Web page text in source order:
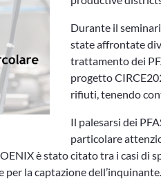
Durante il
state affrontate
trattamento dei
progetto
rifiuti, tenendo
Il palesarsi dei
particolare
è stato citato tra i casi
la captazione